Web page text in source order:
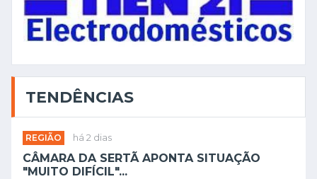
TENDÊNCIAS
REGIÃO há 2 dias
CÂMARA DA SERTÃ APONTA SITUAÇÃO
"MUITO DIFÍCIL"...